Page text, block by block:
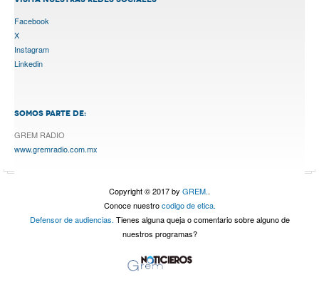
Facebook
X
Instagram
Linkedin
SOMOS PARTE DE:
GREM RADIO
www.gremradio.com.mx
Copyright © 2017 by GREM..
Conoce nuestrocodigo de etica.
Defensor de audiencias. Tienes alguna queja o comentario sobre alguno de
nuestros programas?